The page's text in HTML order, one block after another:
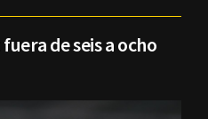
de seis a ocho